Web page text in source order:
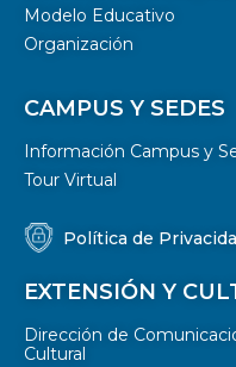
Modelo Educativo
Organización
CAMPUS Y SEDES
Información Campus y
Tour Virtual
Política de
EXTENSIÓN Y
Dirección de
Cultural